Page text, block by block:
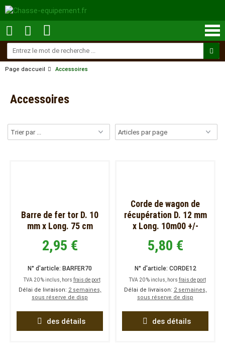
Page daccueil Accessoires
Accessoires
Barre de fer tor D. 10
mm x Long. 75 cm
2,95 €
N° d'article: BARFER70
TVA 20 % inclus, hors frais de port
Délai de livraison: 2 semaines,
sous réserve de disp
des détails
Corde de wagon de
récupération D. 12 mm
x Long. 10m00 +/-
5,80 €
N° d'article: CORDE12
TVA 20 % inclus, hors frais de port
Délai de livraison: 2 semaines,
sous réserve de disp
des détails